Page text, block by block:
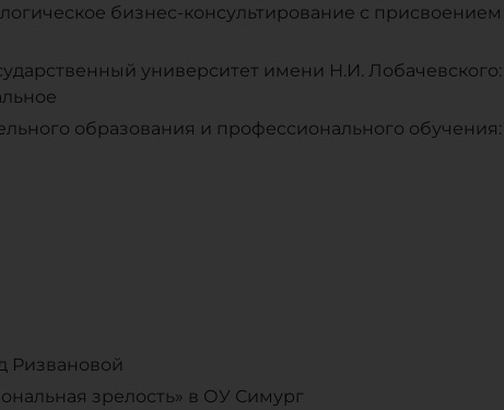
бизнес-консультирование с
университет имени Н.И.
образования и профессионального
Ризвановой
зрелость» в ОУ Симург